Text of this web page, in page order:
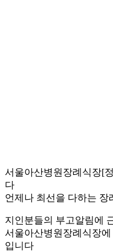
서울아산병원장례식장[
다
언제나 최선을 다하는
지인분들의 부고알림에
서울아산병원장례식장
입니다